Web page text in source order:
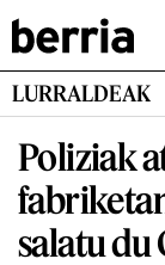
LURRALDEAK
Poliziak
salatu du